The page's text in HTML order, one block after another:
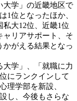
大学」の近畿地区で
1位となったほか、
私大12位、近畿1位
ャリアサポート、そ
がえる結果となっ
大学」、「就職に力
にランクインして
理学部を新設、
し、今後もさらな